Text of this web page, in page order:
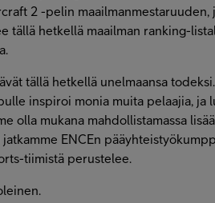
2 -pelin maailmanmestaruuden,
tällä hetkellä maailman ranking-
tällä hetkellä unelmaansa
inspiroi monia muita pelaajia, ja
olla mukana mahdollistamassa
ENCEn
tiimistä perustelee.